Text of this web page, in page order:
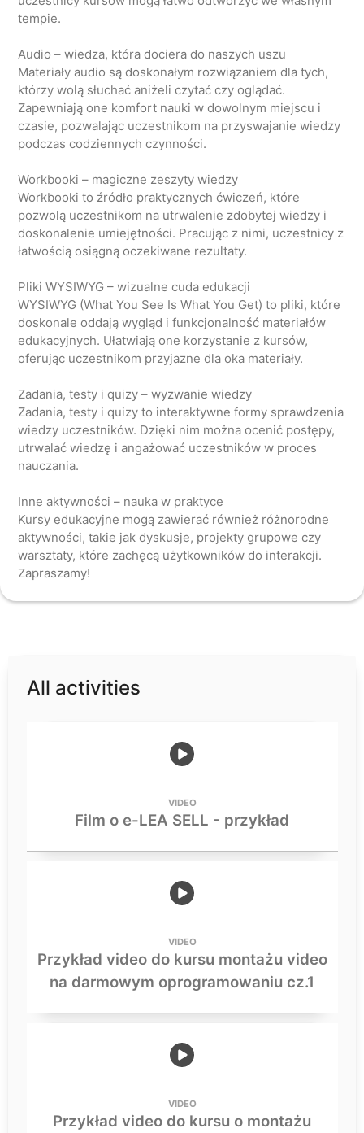
tempie.
Audio – wiedza, która dociera do naszych uszu
Materiały audio są doskonałym rozwiązaniem dla tych,
którzy wolą słuchać aniżeli czytać czy oglądać.
Zapewniają one komfort nauki w dowolnym miejscu i
czasie, pozwalając uczestnikom na przyswajanie wiedzy
podczas codziennych czynności.
Workbooki – magiczne zeszyty wiedzy
Workbooki to źródło praktycznych ćwiczeń, które
pozwolą uczestnikom na utrwalenie zdobytej wiedzy i
doskonalenie umiejętności. Pracując z nimi, uczestnicy z
łatwością osiągną oczekiwane rezultaty.
Pliki WYSIWYG – wizualne cuda edukacji
WYSIWYG (What You See Is What You Get) to pliki, które
doskonale oddają wygląd i funkcjonalność materiałów
edukacyjnych. Ułatwiają one korzystanie z kursów,
oferując uczestnikom przyjazne dla oka materiały.
Zadania, testy i quizy – wyzwanie wiedzy
Zadania, testy i quizy to interaktywne formy sprawdzenia
wiedzy uczestników. Dzięki nim można ocenić postępy,
utrwalać wiedzę i angażować uczestników w proces
nauczania.
Inne aktywności – nauka w praktyce
Kursy edukacyjne mogą zawierać również różnorodne
aktywności, takie jak dyskusje, projekty grupowe czy
warsztaty, które zachęcą użytkowników do interakcji.
All activities
VIDEO
Film o e-LEA SELL - przykład
VIDEO
Przykład video do kursu montażu video
na darmowym oprogramowaniu cz.1
VIDEO
Przykład video do kursu o montażu